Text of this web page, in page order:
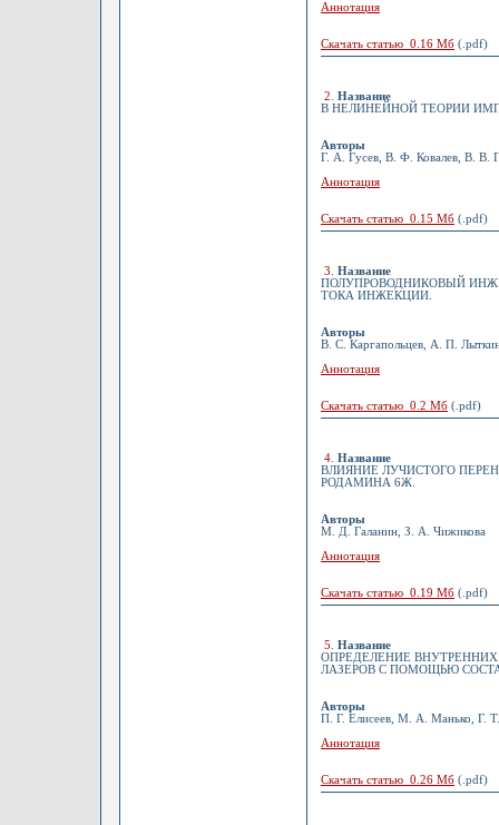
Аннотация
Скачать статью 0.16 Мб (.pdf)
2
Название
В НЕЛИНЕЙНОЙ ТЕОРИИ
Авторы
Г. А. Гусев, В. Ф. Ковалев, В. В.
Аннотация
Скачать статью 0.15 Мб (.pdf)
3
Название
ПОЛУПРОВОДНИКОВЫЙ
ТОКА ИНЖЕКЦИИ.
Авторы
В. С. Каргапольцев, А. П.
Аннотация
Скачать статью 0.2 Мб (.pdf)
4 Название
ВЛИЯНИЕ ЛУЧИСТОГО
РОДАМИНА 6Ж.
Авторы
М. Д. Галанин, З. А. Чижикова
Аннотация
Скачать статью 0.19 Мб (.pdf)
5
Название
ОПРЕДЕЛЕНИЕ
ЛАЗЕРОВ С ПОМОЩЬЮ
Авторы
П. Г. Елисеев, М. А. Манько, Г.
Аннотация
Скачать статью 0.26 Мб (.pdf)